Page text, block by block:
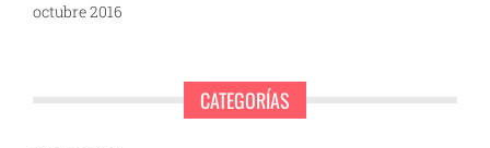
octubre 2016
CATEGORÍAS